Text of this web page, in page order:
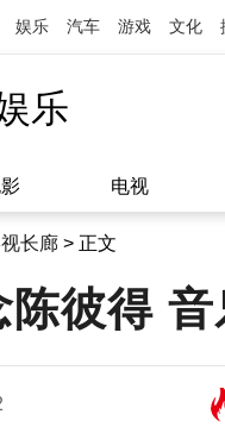
娱乐 汽车 游戏 文化
乐
电视
长廊 > 正文
陈彼得